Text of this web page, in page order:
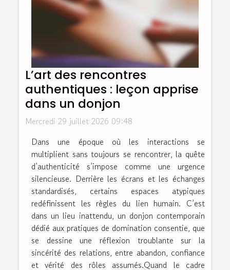
L’art des rencontres
authentiques : leçon apprise
dans un donjon
Mercredi 29 juillet 2026 09:48
Dans une époque où les interactions se
multiplient sans toujours se rencontrer, la quête
d’authenticité s’impose comme une urgence
silencieuse. Derrière les écrans et les échanges
standardisés, certains espaces atypiques
redéfinissent les règles du lien humain. C’est
dans un lieu inattendu, un donjon contemporain
dédié aux pratiques de domination consentie, que
se dessine une réflexion troublante sur la
sincérité des relations, entre abandon, confiance
et vérité des rôles assumés.Quand le cadre